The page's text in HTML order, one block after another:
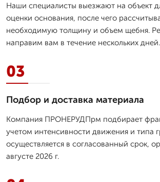
Наши специалисты выезжают на объект
оценки основания, после чего
необходимую толщину и объем щебня.
направим вам в течение нескольких дней.
03
Подбор и доставка материала
Компания ПРОНЕРУДПрм подбирает
учетом интенсивности движения и типа
осуществляется в согласованный срок,
августе 2026 г.